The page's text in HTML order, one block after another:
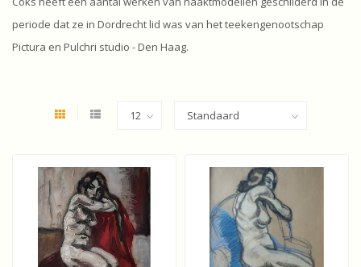
periode dat ze in Dordrecht lid was van het teekengenootschap
Pictura en Pulchri studio - Den Haag.